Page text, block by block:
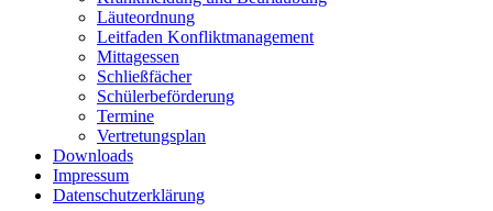
Läuteordnung
Leitfaden Konfliktmanagement
Mittagessen
Schließfächer
Schülerbeförderung
Termine
Vertretungsplan
Downloads
Impressum
Datenschutzerklärung